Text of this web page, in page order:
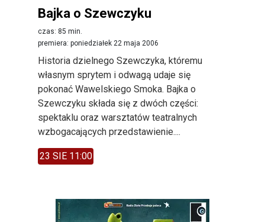
Bajka o Szewczyku
czas: 85 min.
premiera: poniedziałek 22 maja 2006
Historia dzielnego Szewczyka, któremu
własnym sprytem i odwagą udaje się
pokonać Wawelskiego Smoka. Bajka o
Szewczyku składa się z dwóch części:
spektaklu oraz warsztatów teatralnych
wzbogacających przedstawienie....
23 SIE 11:00